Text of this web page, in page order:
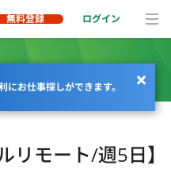
無料登録 ログイン
にお仕事探しができます。
リモート/週5日】